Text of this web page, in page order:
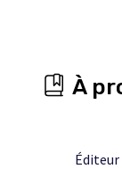
À
Éditeur